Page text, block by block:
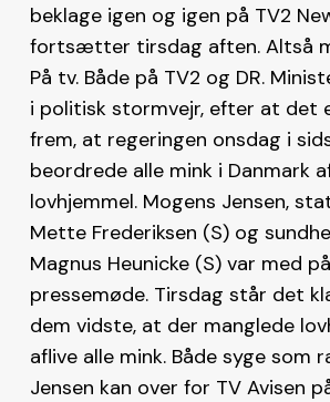
beklage igen og igen på TV2
fortsætter tirsdag aften. Altså
På tv. Både på TV2 og DR.
i politisk stormvejr, efter at det
frem, at regeringen onsdag i
beordrede alle mink i Danmark
lovhjemmel. Mogens Jensen,
Mette Frederiksen (S) og
Magnus Heunicke (S) var med
pressemøde. Tirsdag står det
dem vidste, at der manglede
aflive alle mink. Både syge som
Jensen kan over for TV Avisen